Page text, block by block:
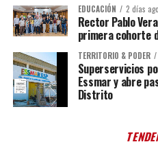
EDUCACIÓN 2 días ago
Rector Pablo
primera cohorte
TERRITORIO & PODER
Superservicios
Essmar y abre
Distrito